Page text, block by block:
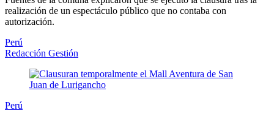
realización de un espectáculo público que no contaba con
autorización.
Perú
Redacción Gestión
Perú